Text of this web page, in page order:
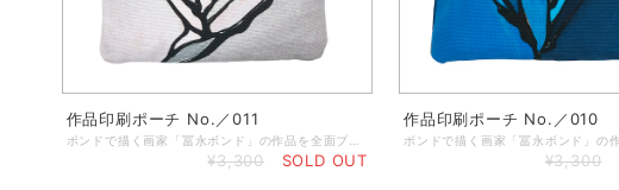
作品印刷ポーチ No.／011
¥3,300 SOLD OUT
作品印刷ポーチ No.／010
¥3,300